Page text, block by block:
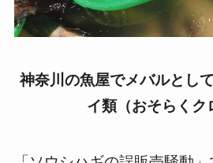
神奈川の魚屋でメバルとし
イ類（おそらくク